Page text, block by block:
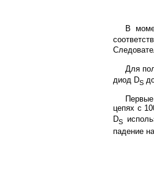
В
Для
диод DS
цепях с
DS
падение